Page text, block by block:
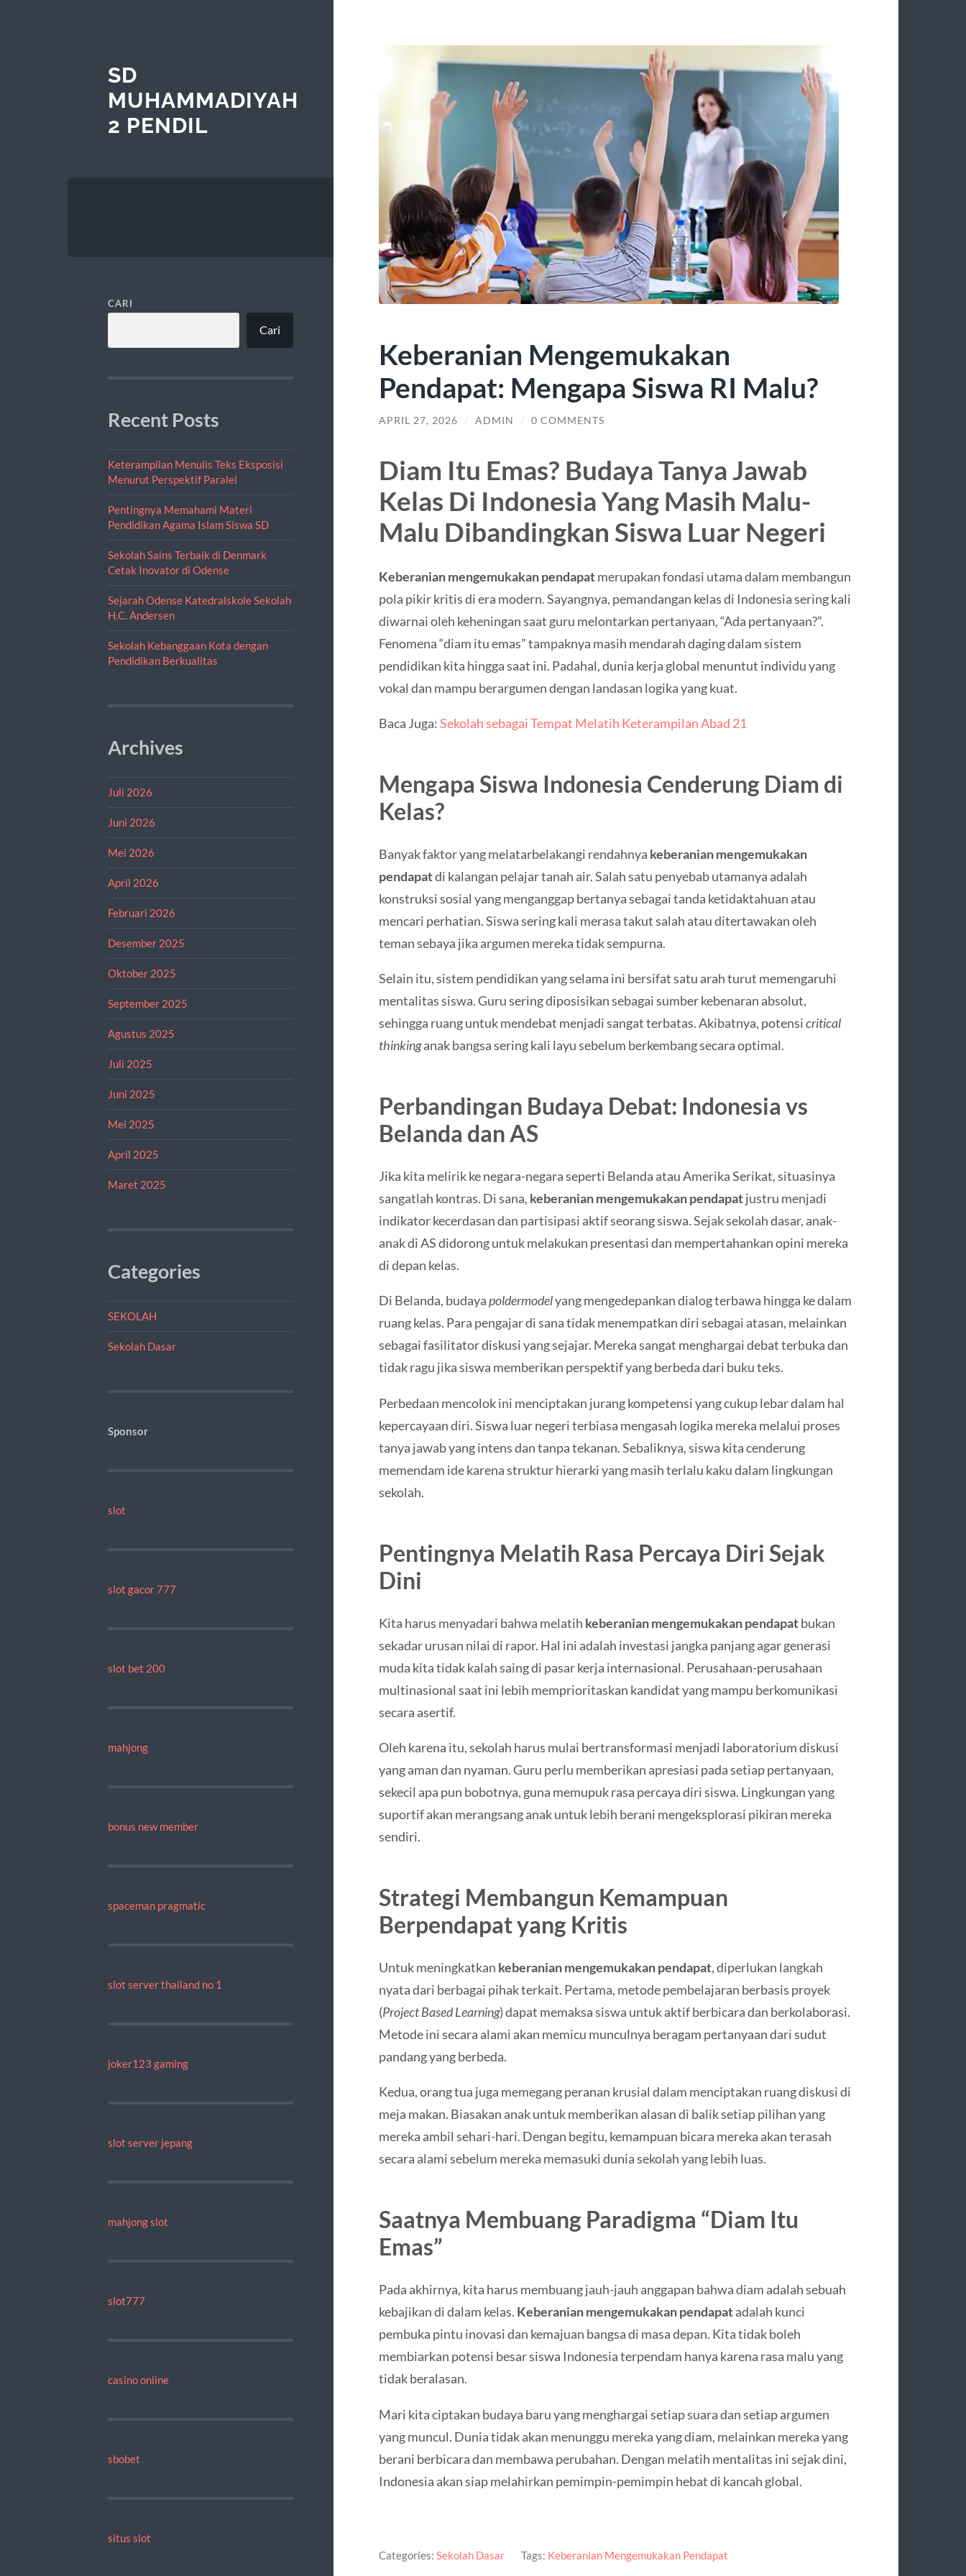
SD
MUHAMMADIYAH
2 PENDIL
CARI
Cari
Recent Posts
Keterampilan Menulis Teks Eksposisi
Menurut Perspektif Paralel
Pentingnya Memahami Materi
Pendidikan Agama Islam Siswa SD
Sekolah Sains Terbaik di Denmark
Cetak Inovator di Odense
Sejarah Odense Katedralskole Sekolah
H.C. Andersen
Sekolah Kebanggaan Kota dengan
Pendidikan Berkualitas
Archives
Juli 2026
Juni 2026
Mei 2026
April 2026
Februari 2026
Desember 2025
Oktober 2025
September 2025
Agustus 2025
Juli 2025
Juni 2025
Mei 2025
April 2025
Maret 2025
Categories
SEKOLAH
Sekolah Dasar
Sponsor
slot
slot gacor 777
slot bet 200
mahjong
bonus new member
spaceman pragmatic
slot server thailand no 1
joker123 gaming
slot server jepang
mahjong slot
slot777
casino online
sbobet
situs slot
Keberanian Mengemukakan
Pendapat: Mengapa Siswa RI Malu?
APRIL 27, 2026 / ADMIN / 0 COMMENTS
Diam Itu Emas? Budaya Tanya Jawab
Kelas Di Indonesia Yang Masih Malu-
Malu Dibandingkan Siswa Luar Negeri
Keberanian mengemukakan pendapatmerupakan fondasi utama dalam membangun
pola pikir kritis di era modern. Sayangnya, pemandangan kelas di Indonesia sering kali
diwarnai oleh keheningan saat guru melontarkan pertanyaan, “Ada pertanyaan?”.
Fenomena “diam itu emas” tampaknya masih mendarah daging dalam sistem
pendidikan kita hingga saat ini. Padahal, dunia kerja global menuntut individu yang
vokal dan mampu berargumen dengan landasan logika yang kuat.
Baca Juga:Sekolah sebagai Tempat Melatih Keterampilan Abad 21
Mengapa Siswa Indonesia Cenderung Diam di
Kelas?
Banyak faktor yang melatarbelakangi rendahnya keberanian mengemukakan
pendapatdi kalangan pelajar tanah air. Salah satu penyebab utamanya adalah
konstruksi sosial yang menganggap bertanya sebagai tanda ketidaktahuan atau
mencari perhatian. Siswa sering kali merasa takut salah atau ditertawakan oleh
teman sebaya jika argumen mereka tidak sempurna.
Selain itu, sistem pendidikan yang selama ini bersifat satu arah turut memengaruhi
mentalitas siswa. Guru sering diposisikan sebagai sumber kebenaran absolut,
sehingga ruang untuk mendebat menjadi sangat terbatas. Akibatnya, potensicritical
thinkinganak bangsa sering kali layu sebelum berkembang secara optimal.
Perbandingan Budaya Debat: Indonesia vs
Belanda dan AS
Jika kita melirik ke negara-negara seperti Belanda atau Amerika Serikat, situasinya
sangatlah kontras. Di sana, keberanian mengemukakan pendapatjustru menjadi
indikator kecerdasan dan partisipasi aktif seorang siswa. Sejak sekolah dasar, anak-
anak di AS didorong untuk melakukan presentasi dan mempertahankan opini mereka
di depan kelas.
Di Belanda, budayapoldermodelyang mengedepankan dialog terbawa hingga ke dalam
ruang kelas. Para pengajar di sana tidak menempatkan diri sebagai atasan, melainkan
sebagai fasilitator diskusi yang sejajar. Mereka sangat menghargai debat terbuka dan
tidak ragu jika siswa memberikan perspektif yang berbeda dari buku teks.
Perbedaan mencolok ini menciptakan jurang kompetensi yang cukup lebar dalam hal
kepercayaan diri. Siswa luar negeri terbiasa mengasah logika mereka melalui proses
tanya jawab yang intens dan tanpa tekanan. Sebaliknya, siswa kita cenderung
memendam ide karena struktur hierarki yang masih terlalu kaku dalam lingkungan
sekolah.
Pentingnya Melatih Rasa Percaya Diri Sejak
Dini
Kita harus menyadari bahwa melatih keberanian mengemukakan pendapatbukan
sekadar urusan nilai di rapor. Hal ini adalah investasi jangka panjang agar generasi
muda kita tidak kalah saing di pasar kerja internasional. Perusahaan-perusahaan
multinasional saat ini lebih memprioritaskan kandidat yang mampu berkomunikasi
secara asertif.
Oleh karena itu, sekolah harus mulai bertransformasi menjadi laboratorium diskusi
yang aman dan nyaman. Guru perlu memberikan apresiasi pada setiap pertanyaan,
sekecil apa pun bobotnya, guna memupuk rasa percaya diri siswa. Lingkungan yang
suportif akan merangsang anak untuk lebih berani mengeksplorasi pikiran mereka
sendiri.
Strategi Membangun Kemampuan
Berpendapat yang Kritis
Untuk meningkatkan keberanian mengemukakan pendapat, diperlukan langkah
nyata dari berbagai pihak terkait. Pertama, metode pembelajaran berbasis proyek
(Project Based Learning) dapat memaksa siswa untuk aktif berbicara dan berkolaborasi.
Metode ini secara alami akan memicu munculnya beragam pertanyaan dari sudut
pandang yang berbeda.
Kedua, orang tua juga memegang peranan krusial dalam menciptakan ruang diskusi di
meja makan. Biasakan anak untuk memberikan alasan di balik setiap pilihan yang
mereka ambil sehari-hari. Dengan begitu, kemampuan bicara mereka akan terasah
secara alami sebelum mereka memasuki dunia sekolah yang lebih luas.
Saatnya Membuang Paradigma “Diam Itu
Emas”
Pada akhirnya, kita harus membuang jauh-jauh anggapan bahwa diam adalah sebuah
kebajikan di dalam kelas. Keberanian mengemukakan pendapatadalah kunci
pembuka pintu inovasi dan kemajuan bangsa di masa depan. Kita tidak boleh
membiarkan potensi besar siswa Indonesia terpendam hanya karena rasa malu yang
tidak beralasan.
Mari kita ciptakan budaya baru yang menghargai setiap suara dan setiap argumen
yang muncul. Dunia tidak akan menunggu mereka yang diam, melainkan mereka yang
berani berbicara dan membawa perubahan. Dengan melatih mentalitas ini sejak dini,
Indonesia akan siap melahirkan pemimpin-pemimpin hebat di kancah global.
Categories: Sekolah Dasar Tags: Keberanian Mengemukakan Pendapat